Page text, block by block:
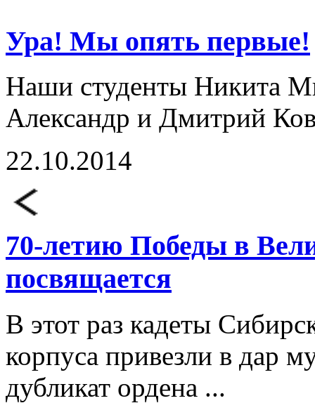
Ура! Мы опять первые!
Наши студенты Никита
Александр и Дмитрий
22.10.2014
70-летию Победы в
посвящается
В этот раз кадеты
корпуса привезли в дар
дубликат ордена ...